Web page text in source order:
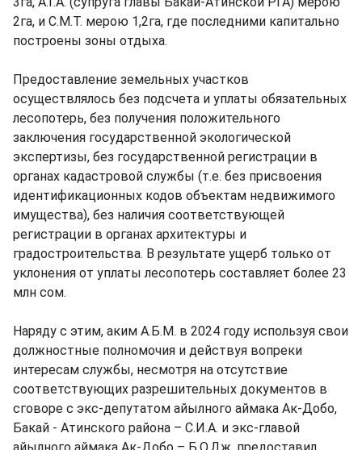
2га, и С.М.Т. мерою 1,2га, где последними капитально
построены зоны отдыха.
Предоставление земельных участков
осуществлялось без подсчета и уплаты обязательных
лесопотерь, без получения положительного
заключения государственной экологической
экспертизы, без государственной регистрации в
органах кадастровой службы (т.е. без присвоения
идентификационных кодов объектам недвижимого
имущества), без наличия соответствующей
регистрации в органах архитектуры и
градостроительства. В результате ущерб только от
уклонения от уплаты лесопотерь составляет более 23
млн сом.
Наряду с этим, аким А.Б.М. в 2024 году используя свои
должностные полномочия и действуя вопреки
интересам службы, несмотря на отсутствие
соответствующих разрешительных документов в
сговоре с экс-депутатом айылного аймака Ак-Добо,
Бакай - Атинского района – С.И.А. и экс-главой